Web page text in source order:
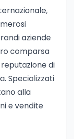
aziende
comparsa
di
Specializzati
alla
e vendite